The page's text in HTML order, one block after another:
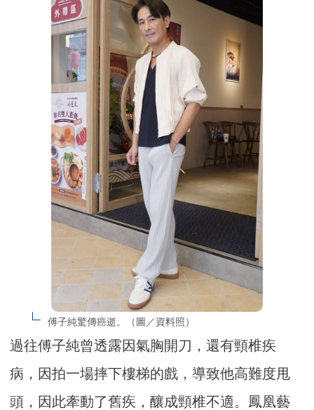
傅子純驚傳癌逝。（圖／資料照）
過往傅子純曾透露因氣胸開刀，還有頸椎疾
病，因拍一場摔下樓梯的戲，導致他高難度甩
頭，因此牽動了舊疾，釀成頸椎不適。鳳凰藝